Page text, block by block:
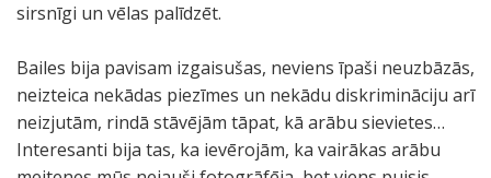
sirsnīgi un vēlas palīdzēt.
Bailes bija pavisam izgaisušas, neviens īpaši neuzbāzās,
neizteica nekādas piezīmes un nekādu diskrimināciju arī
neizjutām, rindā stāvējām tāpat, kā arābu sievietes…
Interesanti bija tas, ka ievērojām, ka vairākas arābu